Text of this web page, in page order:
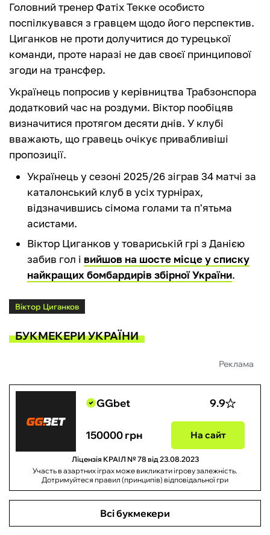
Головний тренер Фатіх Текке особисто
поспілкувався з гравцем щодо його перспектив.
Циганков не проти долучитися до турецької
команди, проте наразі не дав своєї принципової
згоди на трансфер.
Українець попросив у керівництва Трабзонспора
додатковий час на роздуми. Віктор пообіцяв
визначитися протягом десяти днів. У клубі
вважають, що гравець очікує привабливіші
пропозиції.
Українець у сезоні 2025/26 зіграв 34 матчі за
каталонський клуб в усіх турнірах,
відзначившись сімома голами та п'ятьма
асистами.
Віктор Циганков у товариській грі з Данією
забив гол і вийшов на шосте місце у списку
найкращих бомбардирів збірної України.
Віктор Циганков
БУКМЕКЕРИ УКРАЇНИ
Реклама
GGbet 9.9
150000 грн На сайт
Ліцензія КРАІЛ № 78 від 23.08.2023
Участь в азартних іграх може викликати ігрову залежність.
Дотримуйтеся правил (принципів) відповідальної гри
Всі букмекери